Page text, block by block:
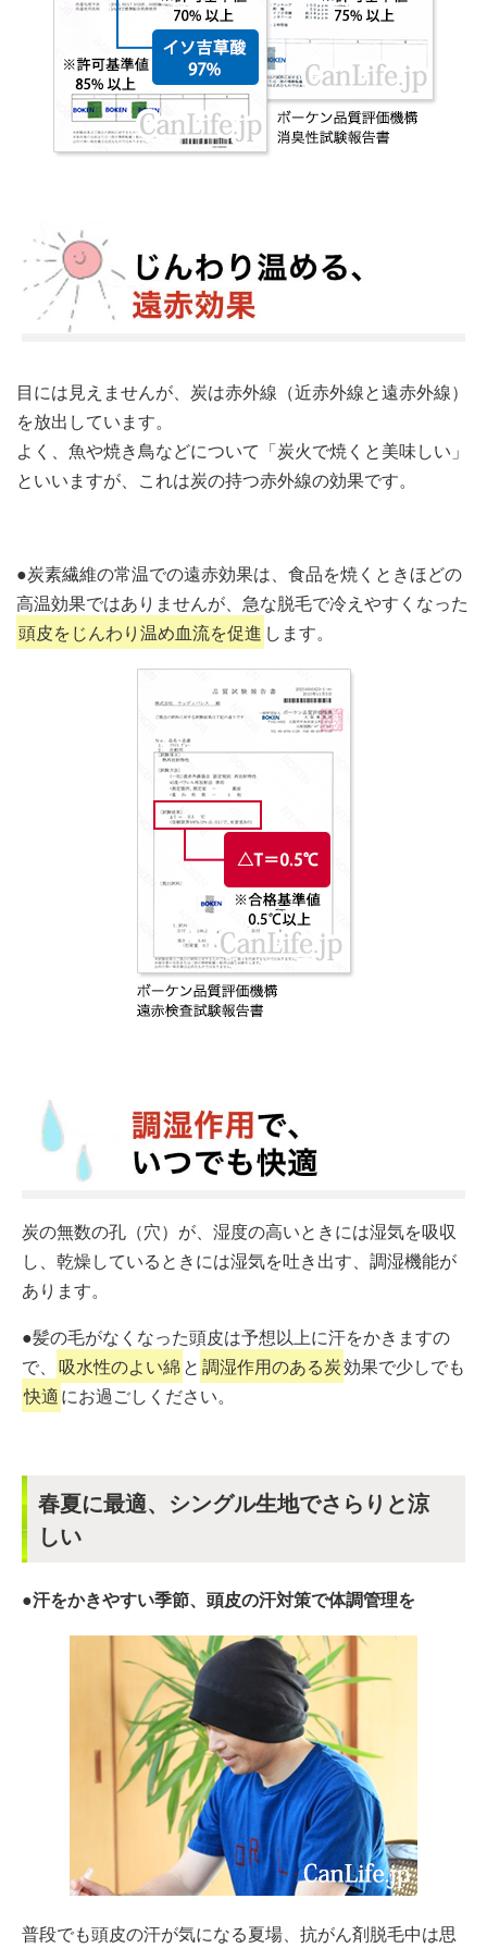
目には見えませんが、炭は赤外線（近赤外線と遠赤外線）
を放出しています。
よく、魚や焼き鳥などについて「炭火で焼くと美味しい」
といいますが、これは炭の持つ赤外線の効果です。
●炭素繊維の常温での遠赤効果は、食品を焼くときほどの
高温効果ではありませんが、急な脱毛で冷えやすくなった
頭皮をじんわり温め血流を促進 します。
炭の無数の孔（穴）が、湿度の高いときには湿気を吸収
し、乾燥しているときには湿気を吐き出す、調湿機能が
あります。
●髪の毛がなくなった頭皮は予想以上に汗をかきますの
で、 吸水性のよい綿と 調湿作用のある炭効果で少しでも
快適にお過ごしください。
春夏に最適、シングル生地でさらりと涼
しい
●汗をかきやすい季節、頭皮の汗対策で体調管理を
普段でも頭皮の汗が気になる夏場、抗がん剤脱毛中は思